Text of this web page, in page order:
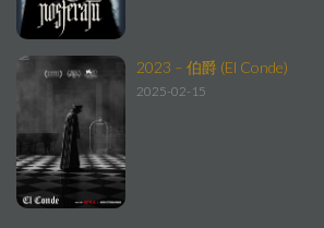
2023 – 伯爵 (El Conde)
2025-02-15